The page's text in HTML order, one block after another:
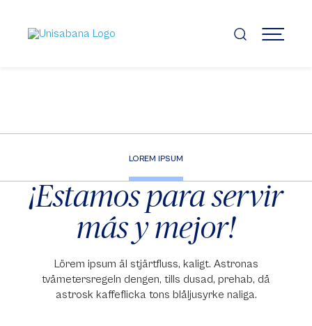
contenido
principal
MENÚ
LOREM IPSUM
¡Estamos para servir
más y mejor!
Lörem ipsum äl stjärtfluss, kaligt. Astronas
tvåmetersregeln dengen, tills dusad, prehab, då
astrosk kaffeflicka tons blåljusyrke naliga.